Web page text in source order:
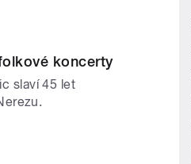
koncerty
slaví 45 let